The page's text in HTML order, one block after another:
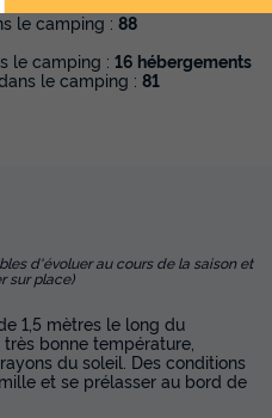
Chalet Confort 27 -
couverte +
pers
le camping : 88
le camping : 16 hébergements
le camping : 81
d'évoluer au cours de la saison et
sur place)
1,5 mètres le long du
bonne température,
du soleil. Des conditions
et se prélasser au bord de